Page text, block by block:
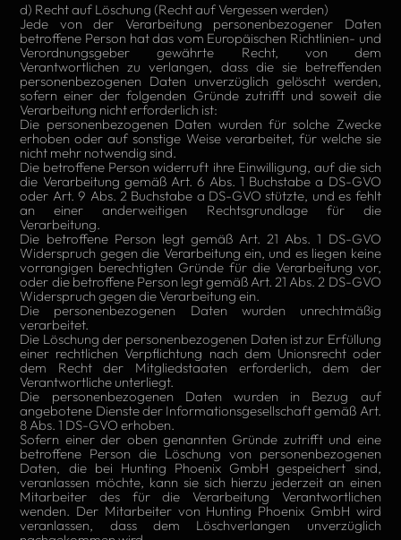
d) Recht auf Löschung (Recht auf Vergessen werden)
Jede von der Verarbeitung personenbezogener Daten
betroffene Person hat das vom Europäischen Richtlinien- und
Verordnungsgeber gewährte Recht, von dem
Verantwortlichen zu verlangen, dass die sie betreffenden
personenbezogenen Daten unverzüglich gelöscht werden,
sofern einer der folgenden Gründe zutrifft und soweit die
Verarbeitung nicht erforderlich ist:
Die personenbezogenen Daten wurden für solche Zwecke
erhoben oder auf sonstige Weise verarbeitet, für welche sie
nicht mehr notwendig sind.
Die betroffene Person widerruft ihre Einwilligung, auf die sich
die Verarbeitung gemäß Art. 6 Abs. 1 Buchstabe a DS-GVO
oder Art. 9 Abs. 2 Buchstabe a DS-GVO stützte, und es fehlt
an einer anderweitigen Rechtsgrundlage für die
Verarbeitung.
Die betroffene Person legt gemäß Art. 21 Abs. 1 DS-GVO
Widerspruch gegen die Verarbeitung ein, und es liegen keine
vorrangigen berechtigten Gründe für die Verarbeitung vor,
oder die betroffene Person legt gemäß Art. 21 Abs. 2 DS-GVO
Widerspruch gegen die Verarbeitung ein.
Die personenbezogenen Daten wurden unrechtmäßig
verarbeitet.
Die Löschung der personenbezogenen Daten ist zur Erfüllung
einer rechtlichen Verpflichtung nach dem Unionsrecht oder
dem Recht der Mitgliedstaaten erforderlich, dem der
Verantwortliche unterliegt.
Die personenbezogenen Daten wurden in Bezug auf
angebotene Dienste der Informationsgesellschaft gemäß Art.
8 Abs. 1 DS-GVO erhoben.
Sofern einer der oben genannten Gründe zutrifft und eine
betroffene Person die Löschung von personenbezogenen
Daten, die bei Hunting Phoenix GmbH gespeichert sind,
veranlassen möchte, kann sie sich hierzu jederzeit an einen
Mitarbeiter des für die Verarbeitung Verantwortlichen
wenden. Der Mitarbeiter von Hunting Phoenix GmbH wird
veranlassen, dass dem Löschverlangen unverzüglich